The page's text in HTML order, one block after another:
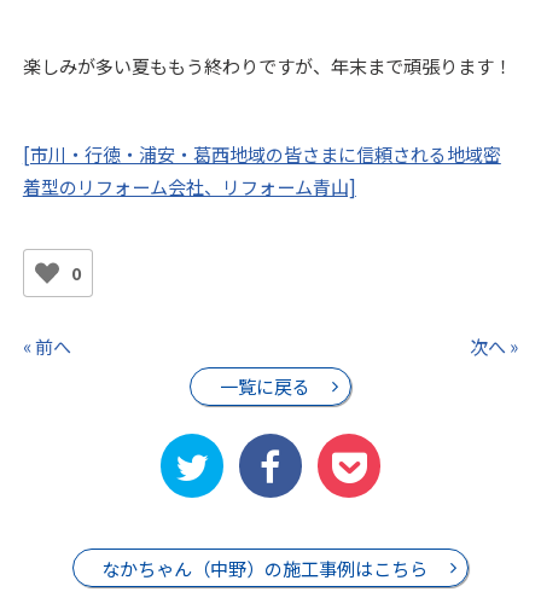
楽しみが多い夏ももう終わりですが、年末まで頑張ります！
[市川・行徳・浦安・葛西地域の皆さまに信頼される地域密
着型のリフォーム会社、リフォーム青山]
0
« 前へ
一覧に戻る
次へ »
なかちゃん（中野）の施工事例はこちら